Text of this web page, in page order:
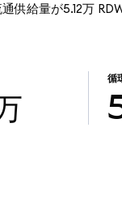
供給量が5.12万
循